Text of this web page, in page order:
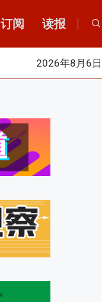
订阅 读报
2026年8月6日